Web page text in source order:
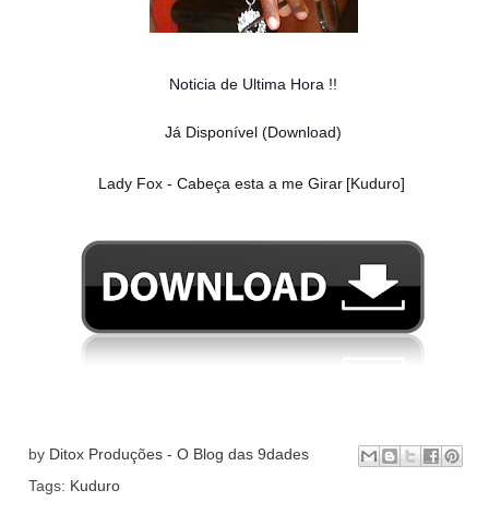
Noticia de Ultima Hora !!
Já Disponível (Download)
Lady Fox - Cabeça esta a me Girar [Kuduro]
by Ditox Produções - O Blog das 9dades
Tags: Kuduro